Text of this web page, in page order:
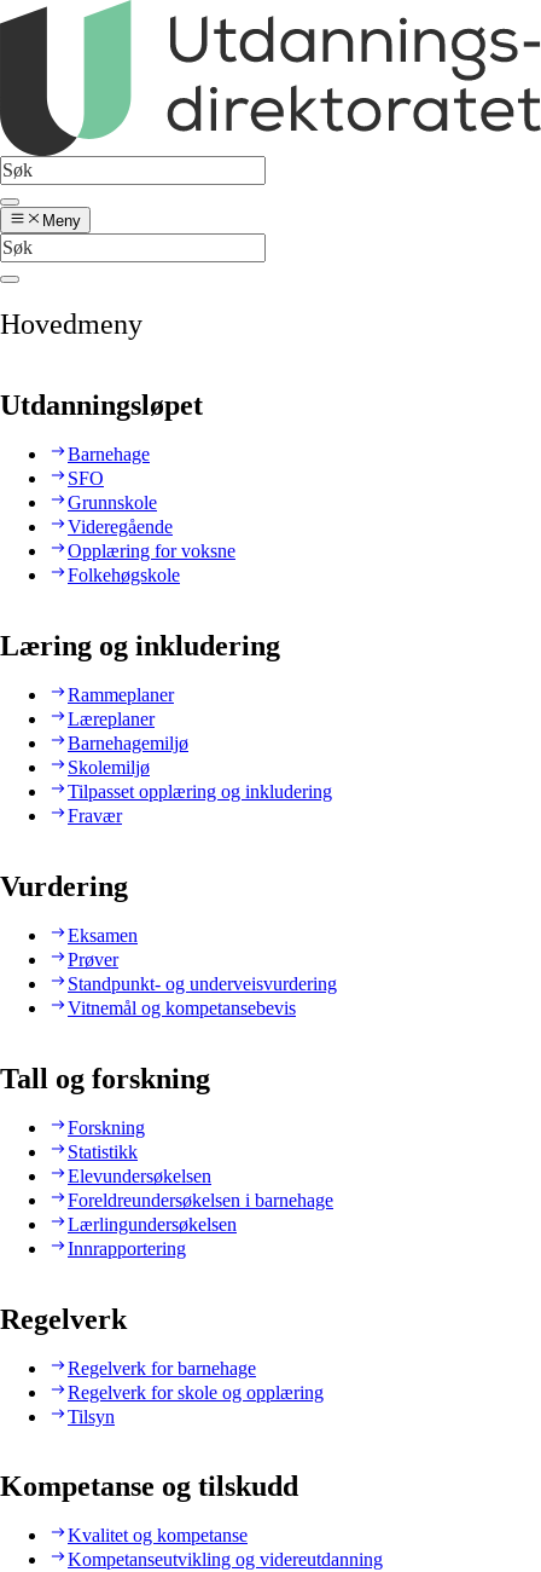
Meny
Hovedmeny
Utdanningsløpet
Barnehage
SFO
Grunnskole
Videregående
Opplæring for voksne
Folkehøgskole
Læring og inkludering
Rammeplaner
Læreplaner
Barnehagemiljø
Skolemiljø
Tilpasset opplæring og inkludering
Fravær
Vurdering
Eksamen
Prøver
Standpunkt- og underveisvurdering
Vitnemål og kompetansebevis
Tall og forskning
Forskning
Statistikk
Elevundersøkelsen
Foreldreundersøkelsen i barnehage
Lærlingundersøkelsen
Innrapportering
Regelverk
Regelverk for barnehage
Regelverk for skole og opplæring
Tilsyn
Kompetanse og tilskudd
Kvalitet og kompetanse
Kompetanseutvikling og videreutdanning